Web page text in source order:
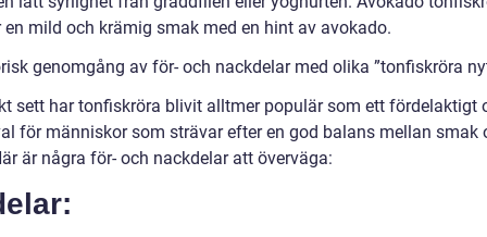
en mild och krämig smak med en hint av avokado.
genomgång av för- och nackdelar med olika ”tonfiskröra
sett har tonfiskröra blivit alltmer populär som ett fördelaktigt
för människor som strävar efter en god balans mellan smak
är några för- och nackdelar att överväga: